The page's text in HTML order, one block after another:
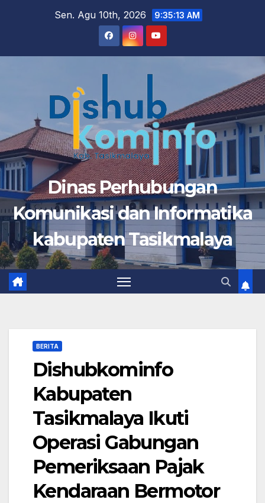
Sen. Agu 10th, 2026 9:35:14 AM
Dinas Perhubungan
Komunikasi dan Informatika
kabupaten Tasikmalaya
BERITA
Dishubkominfo
Kabupaten
Tasikmalaya Ikuti
Operasi Gabungan
Pemeriksaan Pajak
Kendaraan Bermotor